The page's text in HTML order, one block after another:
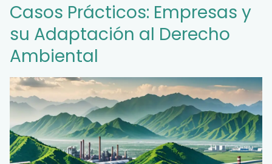
Casos Prácticos: Empresas y
su Adaptación al Derecho
Ambiental